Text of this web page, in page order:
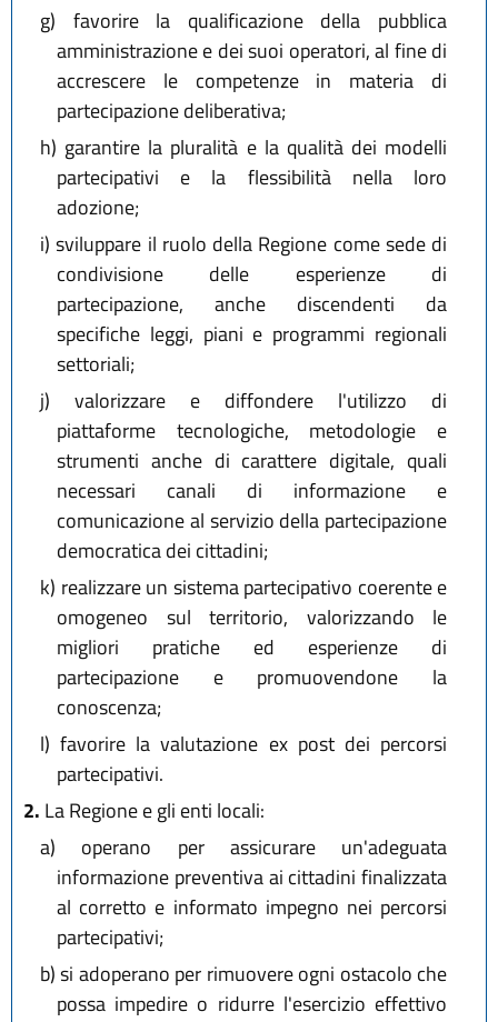
g) favorire la qualificazione della pubblica
amministrazione e dei suoi operatori, al fine di
accrescere le competenze in materia di
partecipazione deliberativa;
h) garantire la pluralità e la qualità dei modelli
partecipativi e la flessibilità nella loro
adozione;
i) sviluppare il ruolo della Regione come sede di
condivisione delle esperienze di
partecipazione, anche discendenti da
specifiche leggi, piani e programmi regionali
settoriali;
j) valorizzare e diffondere l'utilizzo di
piattaforme tecnologiche, metodologie e
strumenti anche di carattere digitale, quali
necessari canali di informazione e
comunicazione al servizio della partecipazione
democratica dei cittadini;
k) realizzare un sistema partecipativo coerente e
omogeneo sul territorio, valorizzando le
migliori pratiche ed esperienze di
partecipazione e promuovendone la
conoscenza;
l) favorire la valutazione ex post dei percorsi
partecipativi.
2. La Regione e gli enti locali:
a) operano per assicurare un'adeguata
informazione preventiva ai cittadini finalizzata
al corretto e informato impegno nei percorsi
partecipativi;
b)si adoperano per rimuovere ogni ostacolo che
possa impedire o ridurre l'esercizio effettivo